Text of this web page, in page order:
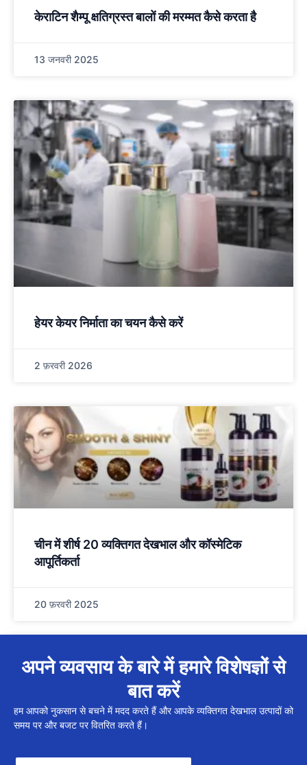
केराटिन शैम्पू क्षतिग्रस्त बालों की मरम्मत कैसे करता है
13 जनवरी 2025
हेयर केयर निर्माता का चयन कैसे करें
2 फ़रवरी 2026
चीन में शीर्ष 20 व्यक्तिगत देखभाल और कॉस्मेटिक
आपूर्तिकर्ता
20 फ़रवरी 2025
अपने व्यवसाय के बारे में हमारे विशेषज्ञों से
बात करें
हम आपको नुकसान से बचने में मदद करते हैं और आपके व्यक्तिगत देखभाल उत्पादों को
समय पर और बजट पर वितरित करते हैं।